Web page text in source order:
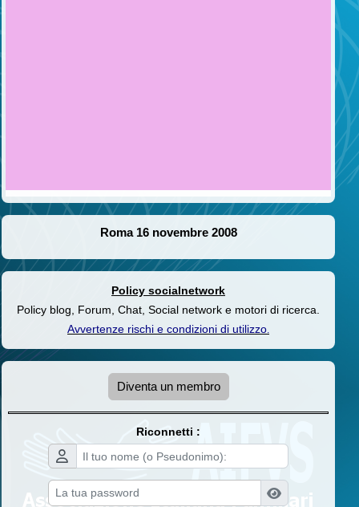
Roma 16 novembre 2008
Policy socialnetwork
Policy blog, Forum, Chat, Social network e motori di ricerca.
Avvertenze rischi e condizioni di utilizzo.
Diventa un membro
Riconnetti :